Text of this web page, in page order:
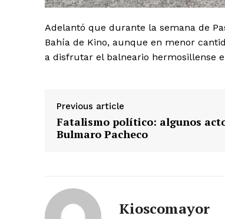
Adelantó que durante la semana de
Bahía de Kino, aunque en menor
a disfrutar el balneario hermosillense
Previous article
Fatalismo político: algunos
Bulmaro Pacheco
Kioscomayor